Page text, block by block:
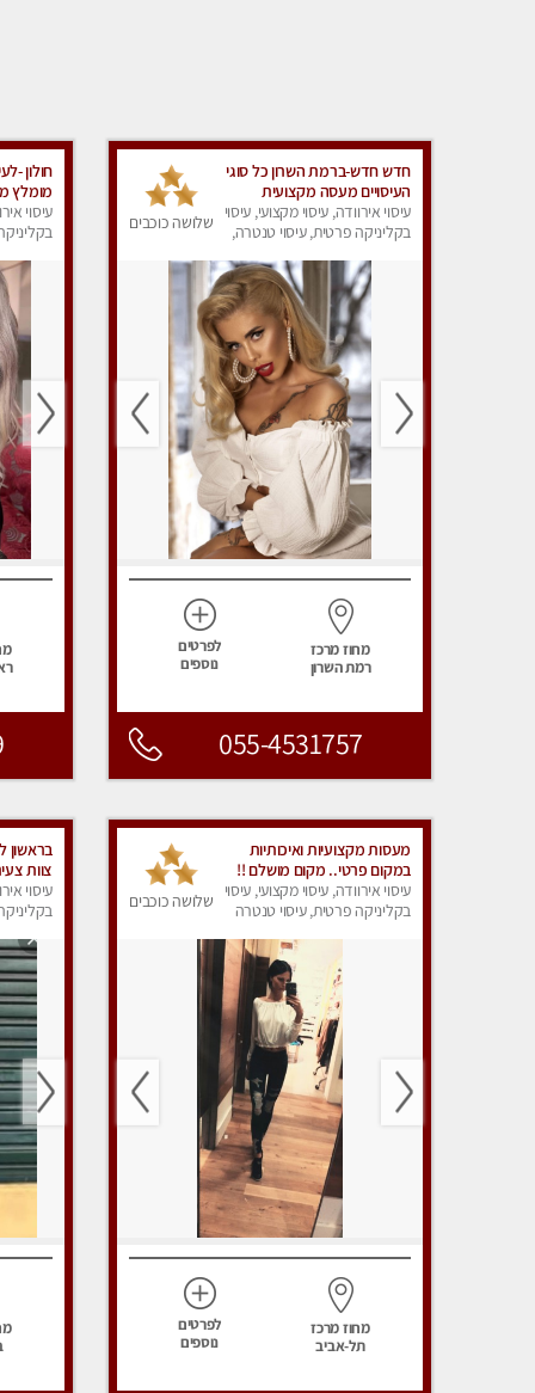
חדש חדש-ברמת השרון כל סוגי
העיסויים מעסה מקצועית
ואיכותית פרטי!!!מומלץ !!אירוח
ברמה אחרת
עיסוי אירוודה, עיסוי מקצועי, עיסוי
בקליניקה פרטית, עיסוי טנטרה,
שלושה כוכבים
מחוז מרכז
רמת השרון
לפרטים
נוספים
055-4531757
חולון -
מומלץ
שתגיע
עיסוי
מעסות מקצועיות ואיכותיות
במקום פרטי.. מקום מושלם !!
עיסוי אירוודה, עיסוי מקצועי, עיסוי
בקליניקה פרטית, עיסוי טנטרה
שלושה כוכבים
מחוז מרכז
תל-אביב
לפרטים
נוספים
בראשון
ביותר!
עיסוי